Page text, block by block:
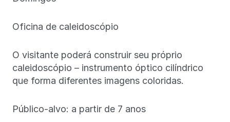
Oficina de caleidoscópio
O visitante poderá construir seu próprio
caleidoscópio – instrumento óptico cilíndrico
que forma diferentes imagens coloridas.
Público-alvo: a partir de 7 anos